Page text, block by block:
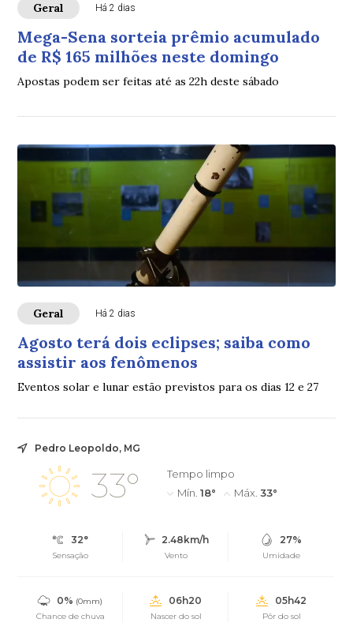
Geral Há 2 dias
Mega-Sena sorteia prêmio acumulado
de R$ 165 milhões neste domingo
Apostas podem ser feitas até as 22h deste sábado
Geral Há 2 dias
Agosto terá dois eclipses; saiba como
assistir aos fenômenos
Eventos solar e lunar estão previstos para os dias 12 e 27
Pedro Leopoldo, MG
33°
Tempo limpo
Mín. 18° Máx. 33°
32°
Sensação
2.48km/h
Vento
27%
Umidade
0% (0mm)
Chance de chuva
06h20
Nascer do sol
05h42
Pôr do sol